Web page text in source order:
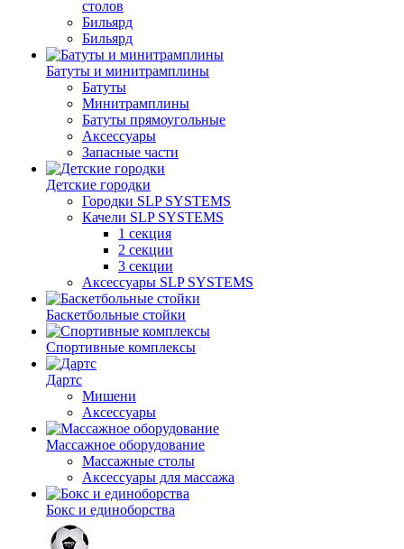
столов
Бильяpд
Бильяpд
Батуты и минитрамплины
Батуты
Минитрамплины
Батуты прямоугольные
Аксессуары
Запасные части
Детские городки
Городки SLP SYSTEMS
Качели SLP SYSTEMS
1 секция
2 секции
3 секции
Аксессуары SLP SYSTEMS
Баскетбольные стойки
Спортивные комплексы
Дартс
Мишени
Аксессуары
Массажное оборудование
Массажные столы
Аксессуары для массажа
Бокс и единоборства